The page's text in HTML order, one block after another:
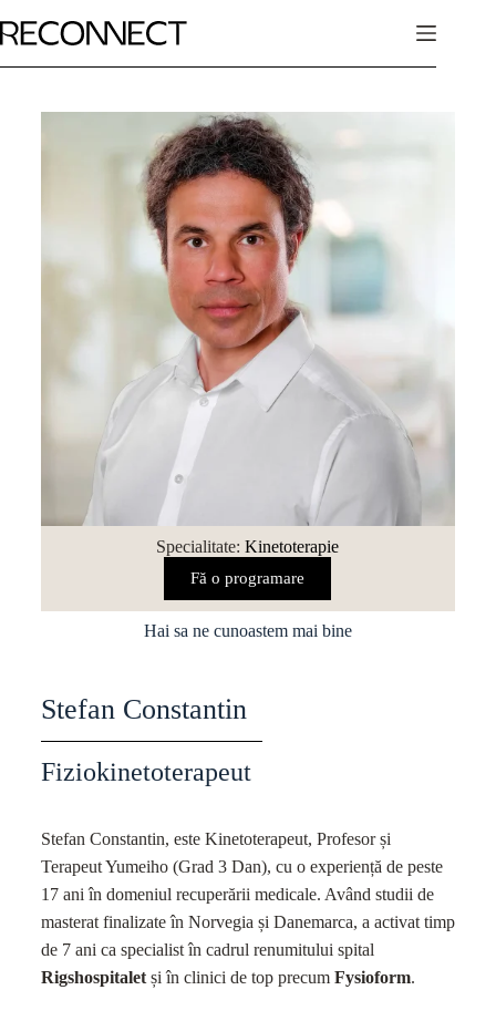
Specialitate:Kinetoterapie
Fă o programare
Hai sa ne cunoastem mai bine
Stefan Constantin
Fiziokinetoterapeut
Stefan Constantin, este Kinetoterapeut, Profesor și
Terapeut Yumeiho (Grad 3 Dan), cu o experiență de peste
17 ani în domeniul recuperării medicale. Având studii de
masterat finalizate în Norvegia și Danemarca, a activat timp
de 7 ani ca specialist în cadrul renumitului spital
Rigshospitaletși în clinici de top precum Fysioform.